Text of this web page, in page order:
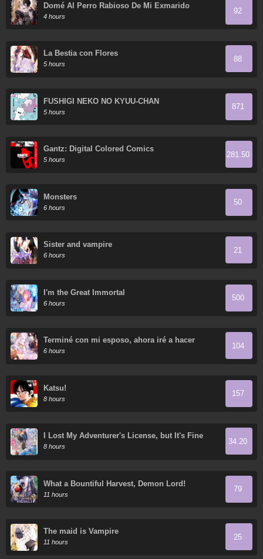
Domé Al Perro Rabioso De Mi Exmarido
4 hours
92
La Bestia con Flores
5 hours
88
FUSHIGI NEKO NO KYUU-CHAN
5 hours
871
Gantz: Digital Colored Comics
5 hours
281.50
Monsters
6 hours
50
Sister and vampire
6 hours
21
I'm the Great Immortal
6 hours
500
Terminé con mi esposo, ahora iré a hacer
dinero
6 hours
104
Katsu!
8 hours
157
I Lost My Adventurer's License, but It's Fine
Because I Have an Adorable Daughter Now
8 hours
34.20
What a Bountiful Harvest, Demon Lord!
11 hours
79
The maid is Vampire
11 hours
25